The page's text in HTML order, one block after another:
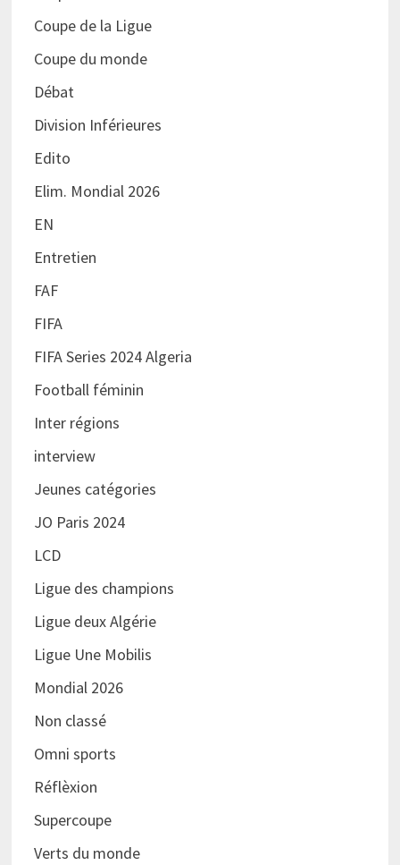
Coupe de la Ligue
Coupe du monde
Débat
Division Inférieures
Edito
Elim. Mondial 2026
EN
Entretien
FAF
FIFA
FIFA Series 2024 Algeria
Football féminin
Inter régions
interview
Jeunes catégories
JO Paris 2024
LCD
Ligue des champions
Ligue deux Algérie
Ligue Une Mobilis
Mondial 2026
Non classé
Omni sports
Réflèxion
Supercoupe
Verts du monde